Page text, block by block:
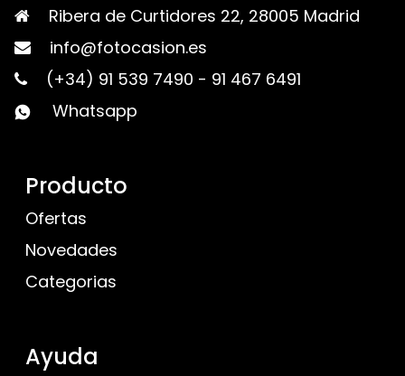
Ribera de Curtidores 22, 28005 Madrid
info@fotocasion.es
(+34) 91 539 7490 - 91 467 6491
Whatsapp
Producto
Ofertas
Novedades
Categorias
Ayuda